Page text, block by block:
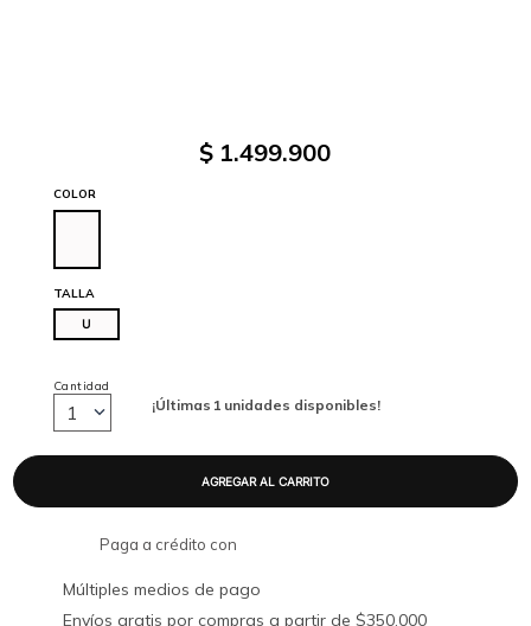
$ 1.499.900
TALLA
U
COLOR
¡Últimas 1 unidades disponibles!
Cantidad
1
Paga a crédito con
Múltiples medios de pago
Envíos gratis por compras a partir de $350.000